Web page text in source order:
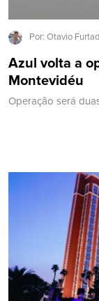
Por: Otavio
Azul volta a
Montevidéu
Operação será